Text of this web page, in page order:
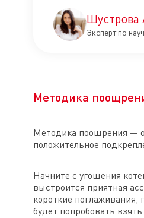
Шустрова
Эксперт по
Методика
Методика поощрения —
положительное
Начните с угощения
выстроится приятная
короткие
будет попробовать